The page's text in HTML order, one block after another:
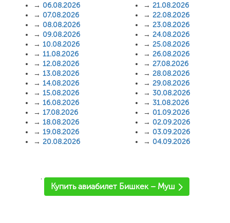
→ 06.08.2026
→ 07.08.2026
→ 08.08.2026
→ 09.08.2026
→ 10.08.2026
→ 11.08.2026
→ 12.08.2026
→ 13.08.2026
→ 14.08.2026
→ 15.08.2026
→ 16.08.2026
→ 17.08.2026
→ 18.08.2026
→ 19.08.2026
→ 20.08.2026
→ 21.08.2026
→ 22.08.2026
→ 23.08.2026
→ 24.08.2026
→ 25.08.2026
→ 26.08.2026
→ 27.08.2026
→ 28.08.2026
→ 29.08.2026
→ 30.08.2026
→ 31.08.2026
→ 01.09.2026
→ 02.09.2026
→ 03.09.2026
→ 04.09.2026
'
Купить авиабилет Бишкек – Муш